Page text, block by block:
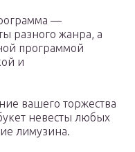
—
разного жанра, а
программой
и
вашего торжества
невесты любых
лимузина.